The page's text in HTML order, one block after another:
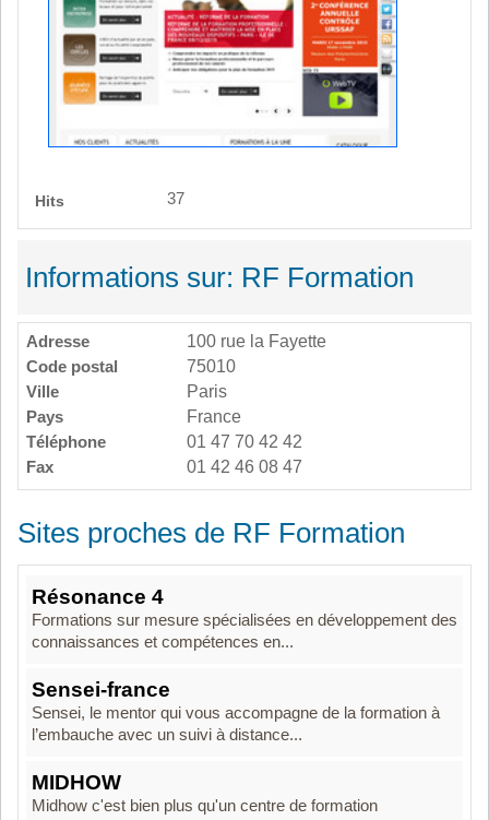
Hits 37
Informations sur: RF Formation
Adresse
100 rue la Fayette
Code postal
75010
Ville
Paris
Pays
France
Téléphone
01 47 70 42 42
Fax
01 42 46 08 47
Sites proches de RF Formation
Résonance 4
Formations sur mesure spécialisées en développement des
connaissances et compétences en...
Sensei-france
Sensei, le mentor qui vous accompagne de la formation à
l’embauche avec un suivi à distance...
MIDHOW
Midhow c'est bien plus qu'un centre de formation